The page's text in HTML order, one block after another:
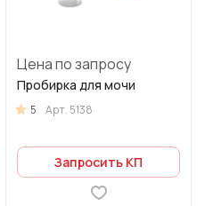
Цена по запросу
Пробирка для мочи
5 Арт. 5138
Запросить КП